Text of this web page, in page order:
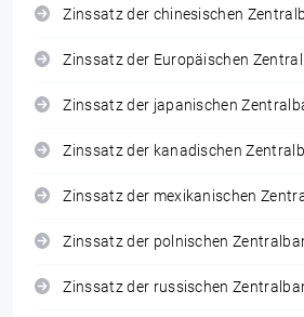
Zinssatz der chinesischen
Zinssatz der Europäischen
Zinssatz der japanischen
Zinssatz der kanadischen
Zinssatz der mexikanischen
Zinssatz der polnischen
Zinssatz der russischen